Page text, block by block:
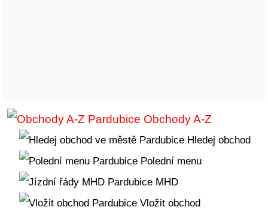
Obchody A-Z
Hledej obchod
Polední menu
MHD
Vložit obchod